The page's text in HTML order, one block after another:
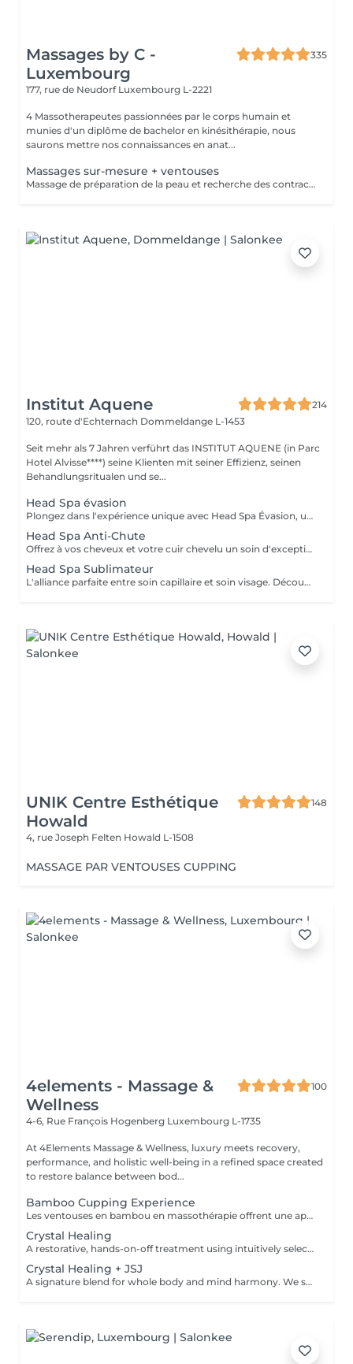
Massages by C -
Luxembourg
335
177, rue de Neudorf Luxembourg L-2221
4 Massotherapeutes passionnées par le corps humain et
munies d'un diplôme de bachelor en kinésithérapie, nous
saurons mettre nos connaissances en anat...
Massages sur-mesure + ventouses
Massage de préparation de la peau et recherche des contractures suivis pas la pose des ventouses. Le vide est créé à l'aide d'une flamme, aucune sensation de chaud n'est ressentie durant le procédé et la technique est peu douloureuse. Le but de la cupping therapy est de soulager les tensions musculaires tout en promouvant la circulation sanguine et lymphatique.
Institut Aquene
214
120, route d'Echternach Dommeldange L-1453
Seit mehr als 7 Jahren verführt das INSTITUT AQUENE (in Parc
Hotel Alvisse****) seine Klienten mit seiner Effizienz, seinen
Behandlungsritualen und se...
Head Spa évasion
Plongez dans l'expérience unique avec Head Spa Évasion, un soin dédié exclusivement à votre cuir chevelu. Ce rituel express est idéal pour découvrir les bienfaits du Head Spa, alliant relaxation profonde et stimulation du cuir chevelu. Un Moment Pour Vous Évader - Nettoyage en profondeur: Élimination des impuretés pour un cuir chevelu purifié. - Massage ciblé: Une gestuelle relaxante qui stimule la microcirculation et soulage les tensions. - Hydratation et soin: Des produits adaptés pour nourrir et revitaliser votre cuir chevelu. Un sèche cheveux et des brosses sont mis à votre disposition pour que vous ne repartiez pas avec la tête mouillée.
Head Spa Anti-Chute
Offrez à vos cheveux et votre cuir chevelu un soin d'exception avec notre Head Spa Anti-chute, utilisant les produits haut de gamme NANNIC. Ce traitement innovant a été conçu pour prévenir la chute des cheveux, favoriser leur repousse et renforcer leur santé globale. Les Bienfaits des Produits NANNIC Les soins NANNIC sont formulés avec des complexes innovants et des ingrédients naturels tels que: - Peptides bioactifs: stimulent la croissance et renforcent les racines. - Extraits végétaux: Apaisent et rééquilibrent le cuir chevelu. - Technologie NBE: Optimise la pénétration des actifs pour des résultats visible dès les premières séances. Afin de prolonger les bienfaits à la maison, bénéficiez d'une réduction de 15% sur la gamme capillaire ainsi que les trousses au format voyage et/ou découverte. Un sèche cheveux et des brosses sont mis à votre disposition pour que vous ne repartiez pas avec la tête mouillée
Head Spa Sublimateur
L'alliance parfaite entre soin capillaire et soin visage. Découvrez notre nouveau Head Spa Sublimateur qui marie le meilleur des soins capillaires et des soins visage pour une expérience de bien-être et de beauté complète. Conçu pour sublimer vos cheveux tout en revitalisant votre peau, ce soin est une véritable parenthèse de détente et de régénération. En Quoi Consiste ce soin ? Le Head Spa Sublimateur est un protocole unique qui agit en profondeur sur vos cheveux, votre cuir chevelu et votre visage: - Soin Capillaire Personnalisé: Nettoyage, massage et application de soins adaptés pour purifier le cuir chevelu, renforcer la fibre capillaire et sublimer vos cheveux. - Rituel visage: Un soin ciblé pour hydrater, apaiser et illuminer la peau, en utilisant des produits premium et techniques expertes. - Massage Relaxant: Une gestuelle douce et enveloppante pour une détente absolue, favorisant la circulation et l'oxygénation des tissus. Les Bienfaits - Pour vos cheveux: Un cuir chevelu purifié, des cheveux plus brillants, plus doux et revitalisés en profondeur. - Pour votre peau: Un teint éclatant, une peau repulpée et nourrie, visiblement apaisée. - Pour votre Bien-être: Une relaxation totale et un moment de lâcher-prise unique. Un moment d'exception pour sublimer votre beauté naturelle Un sèche cheveux et des brosses sont mis à votre disposition pour que vous ne repartiez pas avec la tête mouillée
UNIK Centre Esthétique
Howald
148
4, rue Joseph Felten Howald L-1508
MASSAGE PAR VENTOUSES CUPPING
4elements - Massage &
Wellness
100
4-6, Rue François Hogenberg Luxembourg L-1735
At 4Elements Massage & Wellness, luxury meets recovery,
performance, and holistic well-being in a refined space created
to restore balance between bod...
Bamboo Cupping Experience
Les ventouses en bambou en massothérapie offrent une approche naturelle, douce et non invasive pour le soin du corps Elles agissent en profondeur tout en respectant les tissus, sans provoquer de douleur ni de marques. Bienfaits principaux : Stimulent la microcirculation sanguine et améliorent l'oxygénation des tissus Favorisent la récupération musculaire et réduisent les tensions, notamment au niveau du dos et de la nuque Produisent un effet de drainage lymphatique, aidant à diminuer les dèmes Améliorent la tonicité et l'élasticité de la peau Induisent une relaxation profonde, bénéfique en cas de stress Grâce aux propriétés naturelles du bambou, le massage se caractérise par un glissement fluide et une pression maîtrisée, garantissant un soin confortable et non traumatique. Contre-indications : Affections cutanées inflammatoires, varices, hypertension artérielle sévère, fragilité vasculaire.
Crystal Healing
A restorative, hands-on-off treatment using intuitively selected crystals placed on and around the body. - A 20 minute phone call before the session to explore your goals and tailor your plan - A personalized Crystal body layout (and intention focused grids if needed) - Chakra balancing to realign and stabilize your energy centers - Energy field cleansing (aura sweep, grounding, and sealing) - Yin-Yang harmonization for overall energetic coherence - Aftercare suggestions Ideal for: stress relief, emotional balance, mental clarity, energetic reset. For questions and additional information, please contact claudia@4elements.lu
Crystal Healing + JSJ
A signature blend for whole body and mind harmony. We set your intention, select specific crystals, and apply JSJ flows that complement your needsperfect for layered support (physical, emotional, and subtle energy). For questions and additional information, please contact claudia@4elements.lu